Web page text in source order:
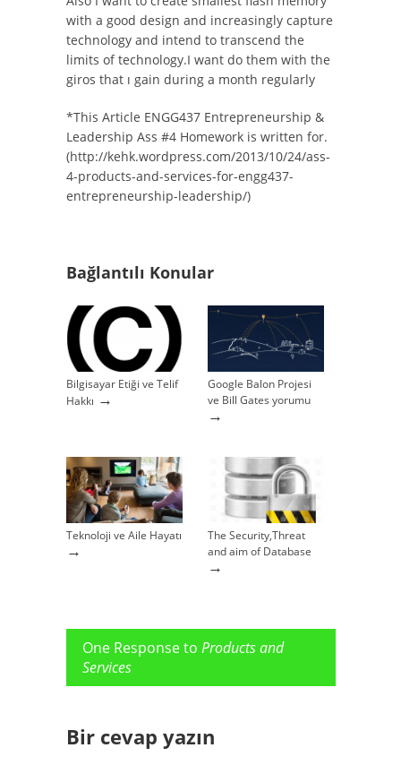
with a good design and increasingly capture
technology and intend to transcend the
limits of technology.I want do them with the
giros that ı gain during a month regularly
*This Article ENGG437 Entrepreneurship &
Leadership Ass #4 Homework is written for.
(http://kehk.wordpress.com/2013/10/24/ass-
4-products-and-services-for-engg437-
entrepreneurship-leadership/)
Bağlantılı Konular
Bilgisayar Etiği ve Telif
Hakkı →
Google Balon Projesi
ve Bill Gates yorumu
→
Teknoloji ve Aile Hayatı
→
The Security,Threat
and aim of Database
→
One Response to Products and
Services
Bir cevap yazın